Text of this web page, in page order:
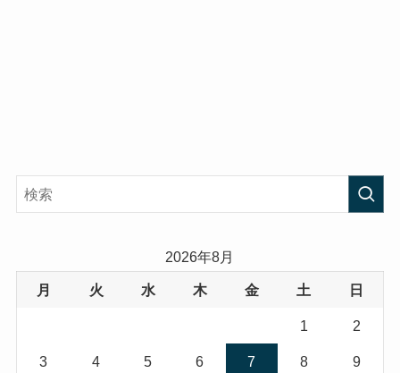
2026年8月
月 火 水 木 金 土 日
1 2
3 4 5 6 7 8 9